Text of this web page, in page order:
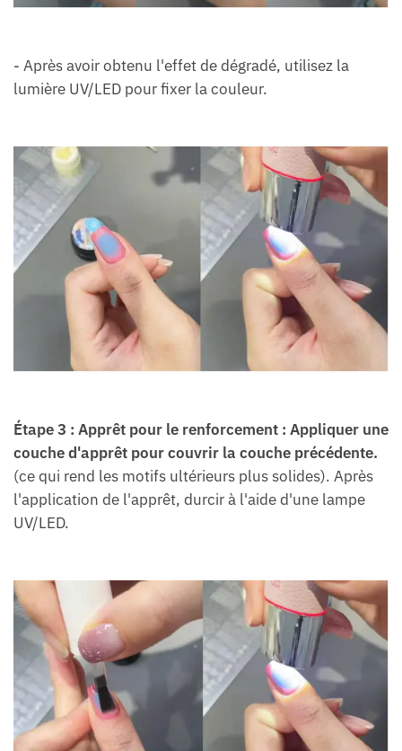
- Après avoir obtenu l'effet de dégradé, utilisez la
lumière UV/LED pour fixer la couleur.
Étape 3 : Apprêt pour le renforcement : Appliquer une
couche d'apprêt pour couvrir la couche précédente.
(ce qui rend les motifs ultérieurs plus solides). Après
l'application de l'apprêt, durcir à l'aide d'une lampe
UV/LED.